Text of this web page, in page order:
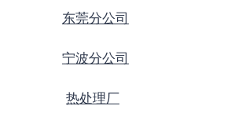
东莞分公司
宁波分公司
热处理厂